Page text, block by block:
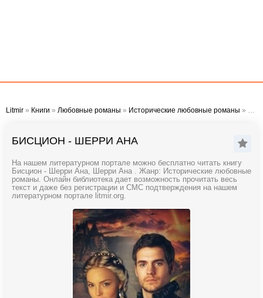
Litmir » Книги » Любовные романы » Исторические любовные романы » Бисцион - Шерри Ана
БИСЦИОН - ШЕРРИ АНА
На нашем литературном портале можно бесплатно читать книгу
Бисцион - Шерри Ана, Шерри Ана . Жанр: Исторические любовные
романы. Онлайн библиотека дает возможность прочитать весь
текст и даже без регистрации и СМС подтверждения на нашем
литературном портале litmir.org.